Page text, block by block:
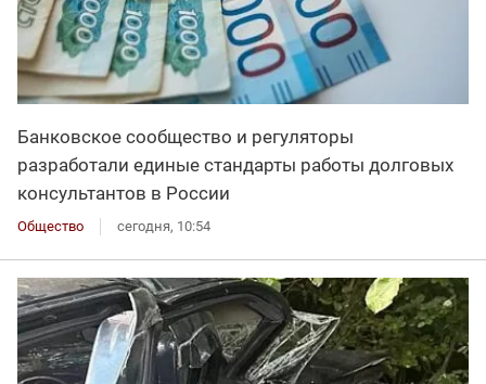
Банковское сообщество и регуляторы
разработали единые стандарты работы долговых
консультантов в России
Общество сегодня, 10:54